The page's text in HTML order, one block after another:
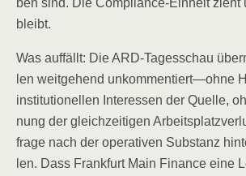
ben sind. Die Com­pli­ance-Ein­heit zieht
bleibt.
Was auf­fällt: Die ARD-Tages­schau
len weit­ge­hend unkommentiert—ohne
insti­tu­tio­nel­len Inter­es­sen der Quel­le,
nung der gleich­zei­ti­gen
fra­ge nach der ope­ra­ti­ven Sub­stanz
len. Dass Frank­furt Main Finan­ce eine